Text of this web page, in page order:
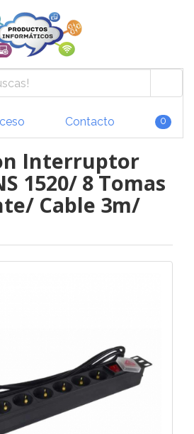
Contacto 0
Interruptor
1520/ 8 Tomas
Cable 3m/